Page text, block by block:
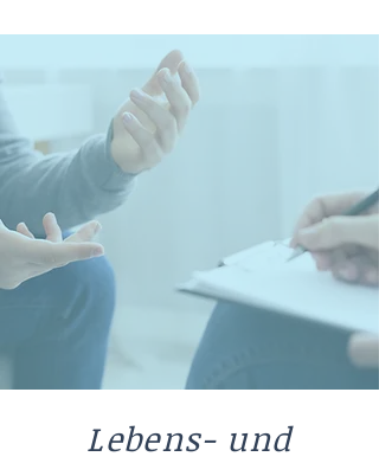
Lebens- und